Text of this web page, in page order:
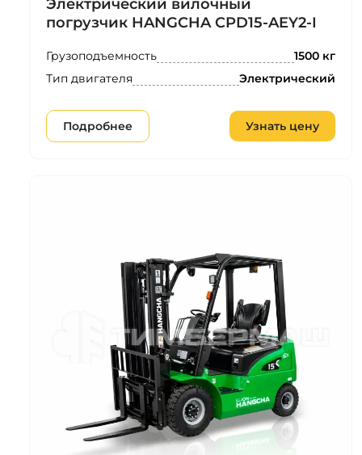
Электрический вилочный
погрузчик HANGCHA CPD15-AEY2-I
Грузоподъемность 1500 кг
Тип двигателя Электрический
Подробнее Узнать цену